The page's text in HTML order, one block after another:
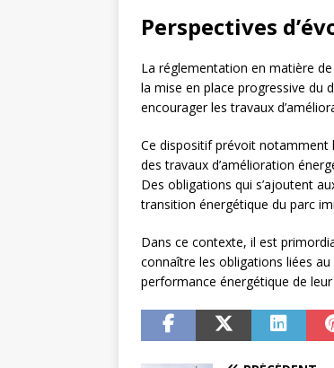
Perspectives
La réglementation en matière
la mise en place progressive du
encourager les travaux
Ce dispositif prévoit notamment
des travaux d’amélioration
Des obligations qui s’ajoutent
transition énergétique du parc
Dans ce contexte, il est
connaître les obligations liées au
performance énergétique de